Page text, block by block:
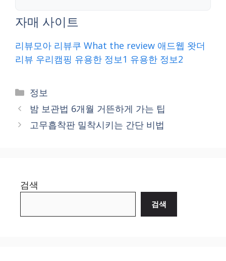
자매 사이트
리뷰모아 리뷰쿠 What the review 애드웹 왓더
리뷰 우리캠핑 유용한 정보1 유용한 정보2
Categories
정보
밤 보관법 6개월 거뜬하게 가는 팁
고무흡착판 밀착시키는 간단 비법
검색
검색